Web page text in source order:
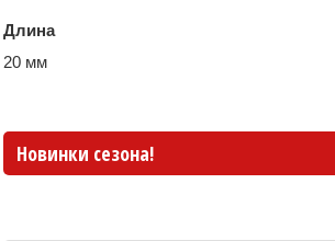
Длина
20 мм
Новинки сезона!